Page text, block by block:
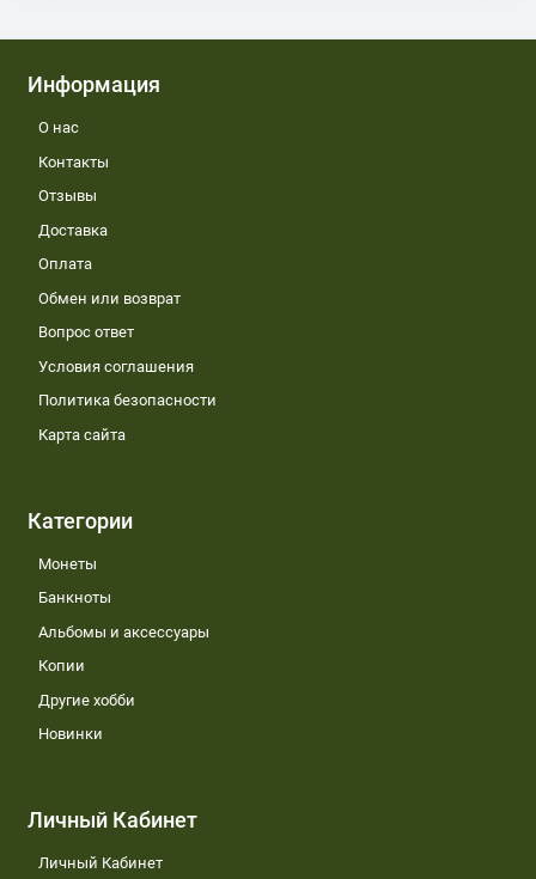
Информация
О нас
Контакты
Отзывы
Доставка
Оплата
Обмен или возврат
Вопрос ответ
Условия соглашения
Политика безопасности
Карта сайта
Категории
Монеты
Банкноты
Альбомы и аксессуары
Копии
Другие хобби
Новинки
Личный Кабинет
Личный Кабинет